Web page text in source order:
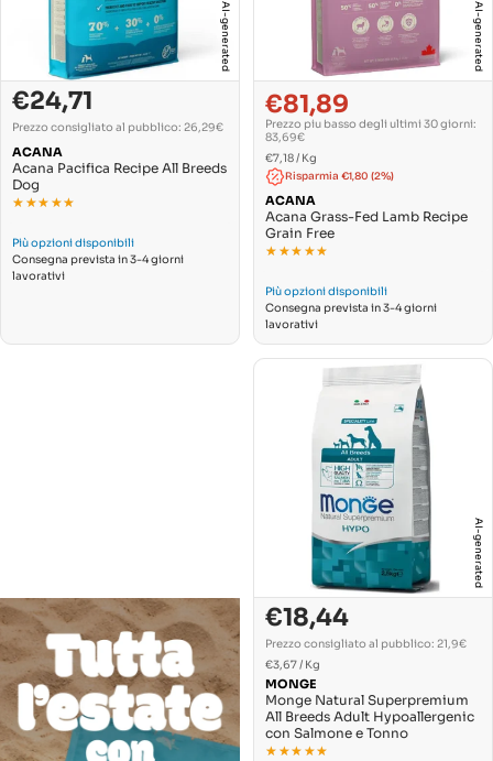
AI-generated
Prezzo
normale
€24,71
Prezzo consigliato al pubblico: 26,29€
ACANA
Acana Pacifica Recipe All Breeds
Dog
★★★★★
★★★★★
Più opzioni disponibili
Consegna prevista in 3-4 giorni
lavorativi
AI-generated
Prezzo
di
vendita
€81,89
Prezzo
normale
Prezzo piu basso degli ultimi 30 giorni:
83,69€
PREZZO
UNITARIO
€7,18/ Per
Kg
Risparmia €1,80 (2%)
ACANA
Acana Grass-Fed Lamb Recipe
Grain Free
★★★★★
★★★★★
Più opzioni disponibili
Consegna prevista in 3-4 giorni
lavorativi
AI-generated
Prezzo
di
vendita
€18,44
normale
Prezzo consigliato al pubblico: 21,9€
PREZZO
UNITARIO
€3,67/ Per
Kg
MONGE
Monge Natural Superpremium
All Breeds Adult Hypoallergenic
con Salmone e Tonno
★★★★★
★★★★★